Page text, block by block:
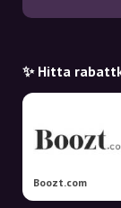
✨ Hitta
Boozt.com